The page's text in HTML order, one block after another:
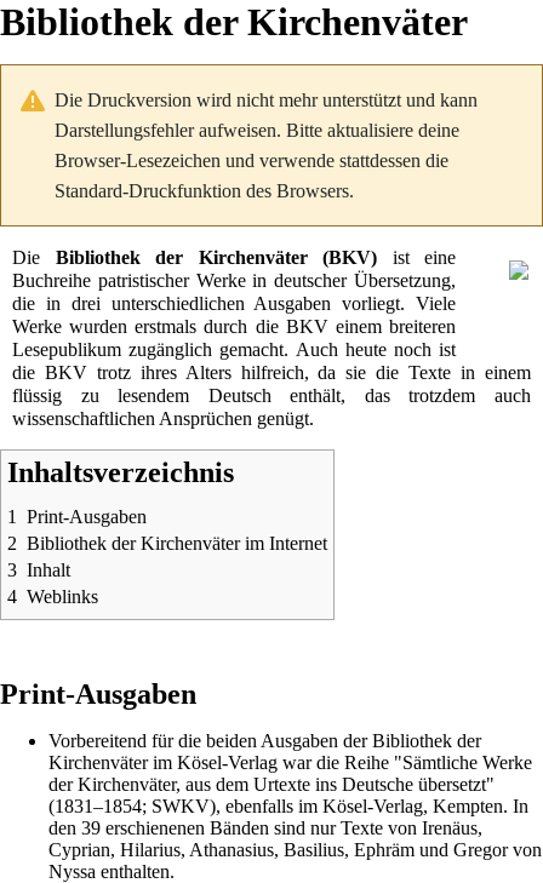
Bibliothek der Kirchenväter
Die Druckversion wird nicht mehr unterstützt und kann
Darstellungsfehler aufweisen. Bitte aktualisiere deine
Browser-Lesezeichen und verwende stattdessen die
Standard-Druckfunktion des Browsers.
Die Bibliothek der Kirchenväter (BKV) ist eine
Buchreihe patristischerWerke in deutscher Übersetzung,
die in drei unterschiedlichen Ausgaben vorliegt. Viele
Werke wurden erstmals durch die BKV einem breiteren
Lesepublikum zugänglich gemacht. Auch heute noch ist
die BKV trotz ihres Alters hilfreich, da sie die Texte in einem
flüssig zu lesendem Deutsch enthält, das trotzdem auch
wissenschaftlichen Ansprüchen genügt.
Inhaltsverzeichnis
1
Print-Ausgaben
2 Bibliothek der Kirchenväter im Internet
3 Inhalt
4 Weblinks
Print-Ausgaben
Vorbereitend für die beiden Ausgaben der Bibliothek der
Kirchenväter im Kösel-Verlag war die Reihe "Sämtliche Werke
der Kirchenväter, aus dem Urtexte ins Deutsche übersetzt"
(1831–1854; SWKV), ebenfalls im Kösel-Verlag, Kempten. In
den 39 erschienenen Bänden sind nur Texte von Irenäus,
Cyprian, Hilarius, Athanasius, Basilius, Ephräm und Gregor von
Nyssa enthalten.